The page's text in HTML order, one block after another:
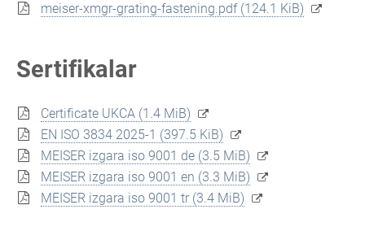
meiser-xmgr-grating-fastening.pdf (124.1 KiB)
Sertifikalar
Certificate UKCA (1.4 MiB)
EN ISO 3834 2025-1 (397.5 KiB)
MEISER izgara iso 9001 de (3.5 MiB)
MEISER izgara iso 9001 en (3.3 MiB)
MEISER izgara iso 9001 tr (3.4 MiB)